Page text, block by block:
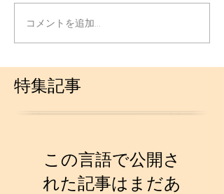
コメントを追加…
特集記事
この言語で公開さ
れた記事はまだあ